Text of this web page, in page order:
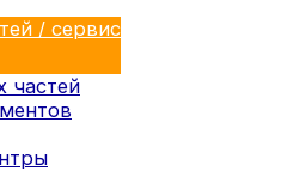
/ сервис
частей